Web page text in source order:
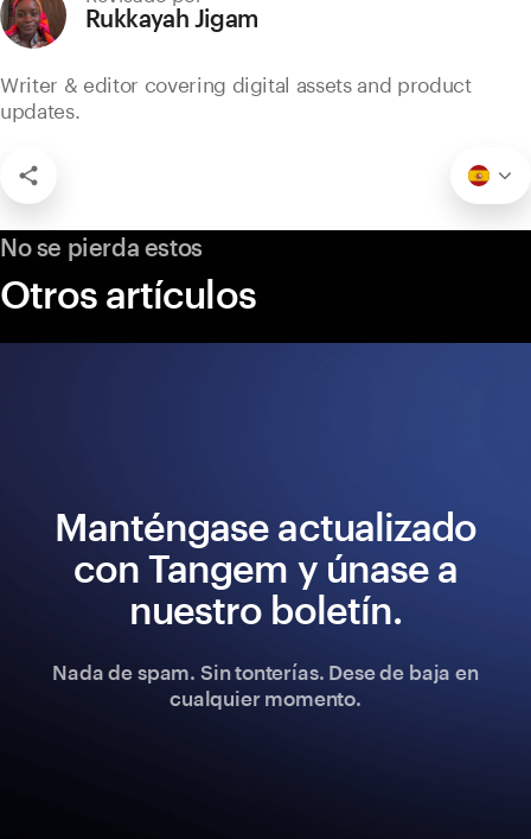
Rukkayah Jigam
Writer & editor covering digital assets and product
updates.
No se pierda estos
Otros artículos
Manténgase actualizado
con Tangem y únase a
nuestro boletín.
Nada de spam. Sin tonterías. Dese de baja en
cualquier momento.